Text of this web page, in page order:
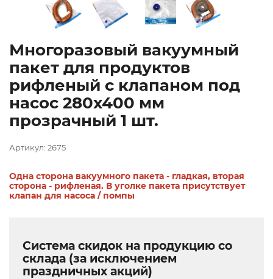
Многоразовый вакуумный
пакет для продуктов
рифленый с клапаном под
насос 280х400 мм
прозрачный 1 шт.
Артикул: 2675
Одна сторона вакуумного пакета - гладкая, вторая
сторона - рифленая. В уголке пакета присутствует
клапан для насоса / помпы
Система скидок на продукцию со
склада (за исключением
праздничных акций)